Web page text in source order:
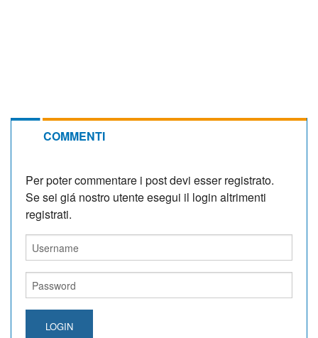
COMMENTI
Per poter commentare i post devi esser registrato.
Se sei giá nostro utente esegui il login altrimenti
registrati.
LOGIN